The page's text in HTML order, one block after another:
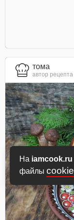
На iamcook.ru
файлы cookie
тома
автор рецепта